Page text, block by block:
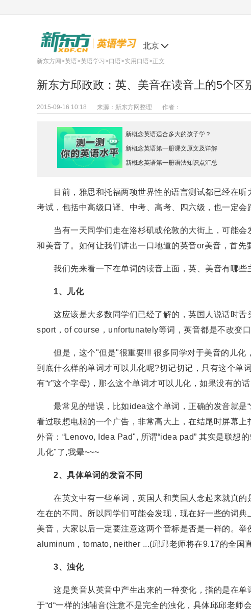
北京
新东方网>英语>英语学习 >口语>实用口语>正文
新东方邱政政：英、美音在读音上的5个区
2015-09-16 10:18 来源： 新东方网整理 作者：
新概念英语适合多大的孩子学？
新概念英语第一册课文原文及详解
新概念英语第一册语法知识点汇总
目前，雅思和托福两项世界性的语言测试都已经在听
考试，包括中高级口译、中考、高考、四六级，也一定会
当有一天同学们走在洛杉矶或伦敦的大街上，可能会
和美音了。如何让我们讲出一口地道的英音or美音，首先
我们先来看一下在单词的读音上面，英、美音有哪些
1、儿化
这应该是大多数同学们已经了解的，英国人说话时舌
sport，of course，unfortunately等词，英音都是不改变口
但是，这个"但是"很重要!!! 很多同学对于美音的儿化
到底什么样的单词才可以儿化呢?切记切记，只有这个单
有“r”这个字母)，那么这个单词才可以儿化，如果没有的
最常见的错误，比如idea这个单词，正确的发音就是“
看过联想电脑的一个广告，非常高大上，在结尾时屏幕
外音：“Lenovo, Idea Pad", 所谓“idea pad” 其实是联想
儿化"了,我晕~~~
2、具体单词的发音不同
在英文中有一些单词，英国人和美国人念起来就真的
在在的不同。所以同学们可能会发现，现在好一些的词
美音，大家以后一定要注意这两个音标是否是一样的。
aluminum，tomato, neither ...(邱邱老师将在9.17的全国
3、浊化
这是美音从英音中产生出来的一种变化，指的是在单
于“d“一样的浊辅音(注意不是完全的浊化，具体邱邱老